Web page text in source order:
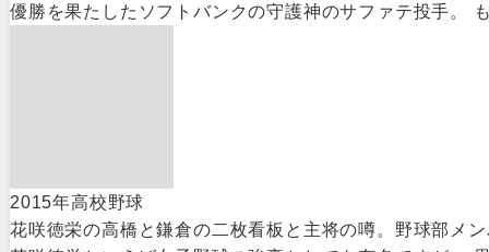
優勝を果たしたソフトバンクの守護神のサファテ投手。
2015年高校野球
花咲徳栄の高橋と鎌倉の二枚看板と主将の噂。野球部メ